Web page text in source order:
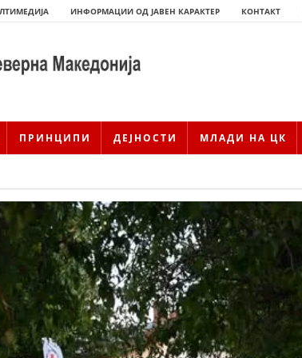
ИНФОРМАЦИИ ОД ЈАВЕН КАРАКТЕР КОНТАКТ
ПРИНЦИПИ ДЕЈНОСТИ МЛАДИ НА ЦК
ИСТОРИЈАТ НА ЦКРМ
ИСТОРИЈАТ НА ДВИЖЕЊЕТО